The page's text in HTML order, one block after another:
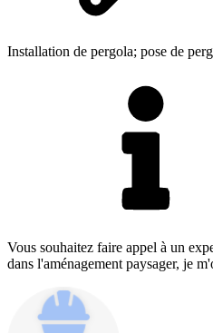
Installation de pergola; pose de
Vous souhaitez faire appel à un
dans l'aménagement paysager, je